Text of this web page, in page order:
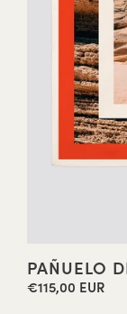
PAÑUELO
Precio
€115,00 EUR